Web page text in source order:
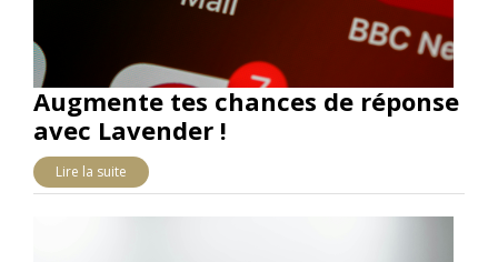
Augmente tes chances de réponse
avec Lavender !
Lire la suite